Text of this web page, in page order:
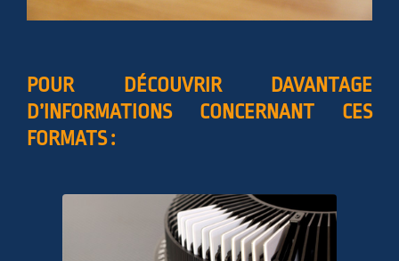
POUR DÉCOUVRIR DAVANTAGE
D’INFORMATIONS CONCERNANT CES
FORMATS :